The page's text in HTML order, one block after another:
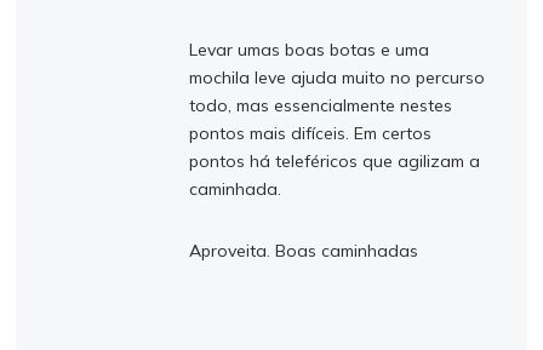
Levar umas boas botas e uma
mochila leve ajuda muito no percurso
todo, mas essencialmente nestes
pontos mais difíceis. Em certos
pontos há teleféricos que agilizam a
caminhada.
Aproveita. Boas caminhadas